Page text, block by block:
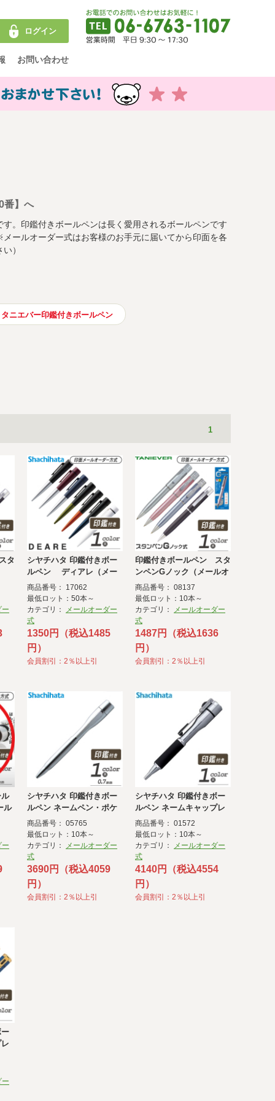
ログイン
お問い合わせ
番】へ
。印鑑付きボールペンは長く愛用されるボールペンです
ールオーダー式はお客様のお手元に届いてから印面を各
）
タニエバー印鑑付きボールペン
1
タ
ー
シヤチハタ 印鑑付きボー
ルペン ディアレ（メー
ルオーダー式）
商品番号： 17062
最低ロット：50本～
カテゴリ：
メールオーダー
式
1350円（税込1485
円）
会員割引：2％以上引
印鑑付きボールペン スタ
ンペンGノック（メールオ
ーダー方式）
商品番号： 08137
最低ロット：10本～
カテゴリ：
メールオーダー
式
1487円（税込1636
円）
会員割引：2％以上引
ル
ー
シヤチハタ 印鑑付きボー
ルペン ネームペン・ポケ
ット(シルバー)
商品番号： 05765
最低ロット：10本～
カテゴリ：
メールオーダー
式
3690円（税込4059
円）
会員割引：2％以上引
シヤチハタ 印鑑付きボー
ルペン ネームキャップレ
スS(シルバー )
商品番号： 01572
最低ロット：10本～
カテゴリ：
メールオーダー
式
4140円（税込4554
円）
会員割引：2％以上引
ー